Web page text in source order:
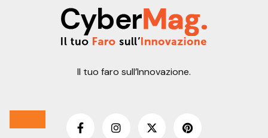
Il tuo faro sull’Innovazione.